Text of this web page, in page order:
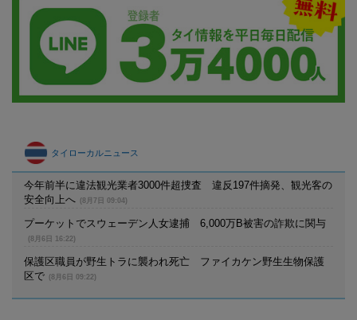
タイローカルニュース
今年前半に違法観光業者3000件超捜査 違反197件摘発、観光客の
安全向上へ
(8月7日 09:04)
プーケットでスウェーデン人女逮捕 6,000万B被害の詐欺に関与
(8月6日 16:22)
保護区職員が野生トラに襲われ死亡 ファイカケン野生生物保護
区で
(8月6日 09:22)